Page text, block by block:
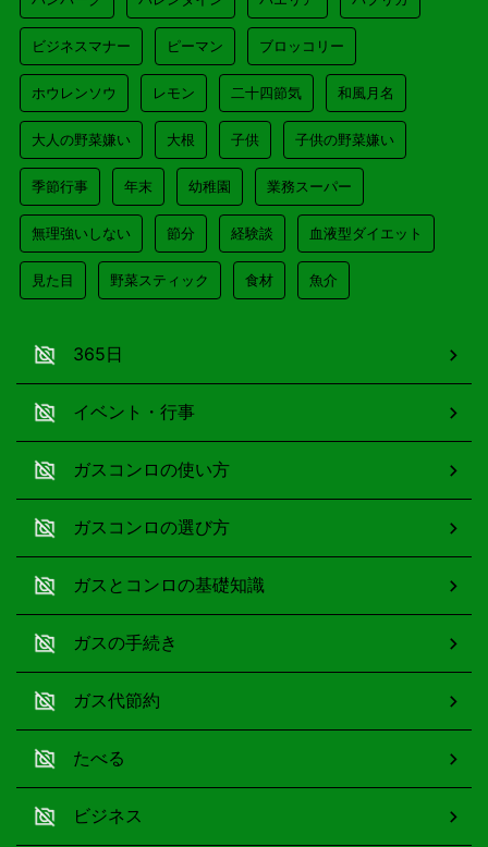
ビジネスマナー ピーマン ブロッコリー
ホウレンソウ レモン 二十四節気 和風月名
大人の野菜嫌い 大根 子供 子供の野菜嫌い
季節行事 年末 幼稚園 業務スーパー
無理強いしない 節分 経験談 血液型ダイエット
見た目 野菜スティック 食材 魚介
365日
イベント・行事
ガスコンロの使い方
ガスコンロの選び方
ガスとコンロの基礎知識
ガスの手続き
ガス代節約
たべる
ビジネス